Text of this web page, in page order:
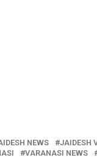
NEWS
JAIDESH
VARANASI NEWS